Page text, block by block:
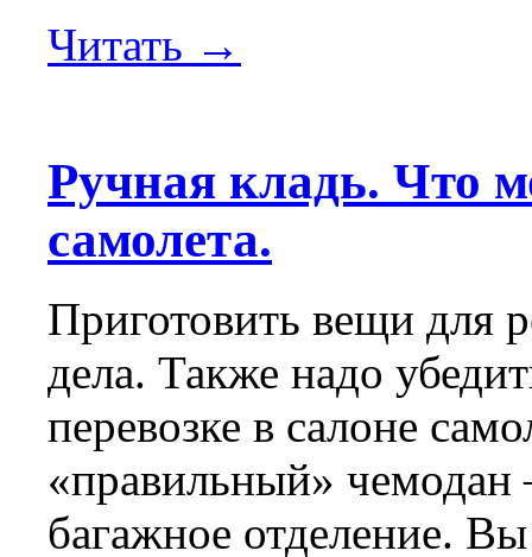
Читать →
Ручная кладь. Что
самолета.
Приготовить вещи для
дела. Также надо
перевозке в салоне
«правильный» чемодан
багажное отделение.